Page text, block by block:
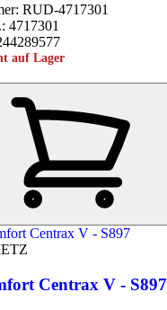
RUD-4717301
4717301
auf Lager
Centrax V - S897